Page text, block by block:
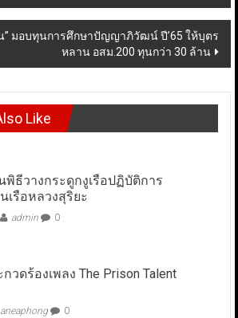
น” มอบทุนการศึกษาปัญญาภิวัฒน์ ปี’65 ให้บุตร
หลาน อสม.200 ทุนกว่า 30 ล้าน
Like
พิธีวางกระดูกงูเรือปฏิบัติการ
รือหลวงสุริยะ
admin 0
วดร้องเพลง The Prison Talent
aneaphong 0